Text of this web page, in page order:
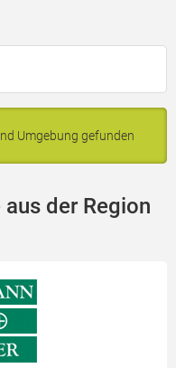
Umgebung gefunden
der Region